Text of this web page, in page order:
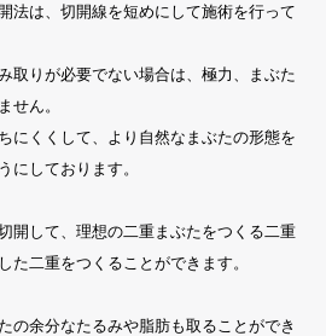
法は、切開線を短めにして施術を行って
取りが必要でない場合は、極力、まぶた
せん。
にくくして、より自然なまぶたの形態を
にしております。
開して、理想の二重まぶたをつくる二重
た二重をつくることができます。
の余分なたるみや脂肪も取ることができ